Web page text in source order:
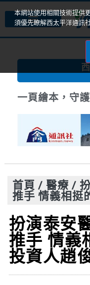
一頁繪本，守
首頁 / 醫療 /
推手 情義相挺
扮演泰安
推手 情義
投資人趙
本網站使用相關技術提供
須優先瞭解西太平洋通訊